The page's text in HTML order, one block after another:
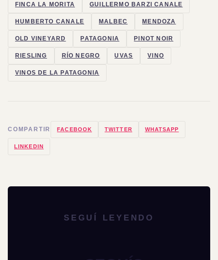
FINCA LA MORITA GUILLERMO BARZI CANALE
HUMBERTO CANALE MALBEC MENDOZA
OLD VINEYARD PATAGONIA PINOT NOIR
RIESLING RÍO NEGRO UVAS VINO
VINOS DE LA PATAGONIA
COMPARTIR FACEBOOK TWITTER WHATSAPP
LINKEDIN
SEGUÍ LEYENDO